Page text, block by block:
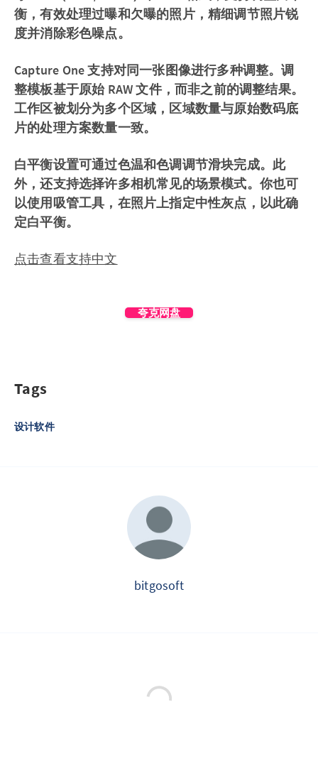
衡，有效处理过曝和欠曝的照片，精细调节照片锐
度并消除彩色噪点。
Capture One 支持对同一张图像进行多种调整。调
整模板基于原始 RAW 文件，而非之前的调整结果。
工作区被划分为多个区域，区域数量与原始数码底
片的处理方案数量一致。
白平衡设置可通过色温和色调调节滑块完成。此
外，还支持选择许多相机常见的场景模式。你也可
以使用吸管工具，在照片上指定中性灰点，以此确
定白平衡。
点击查看支持中文
夸克网盘
Tags
设计软件
bitgosoft